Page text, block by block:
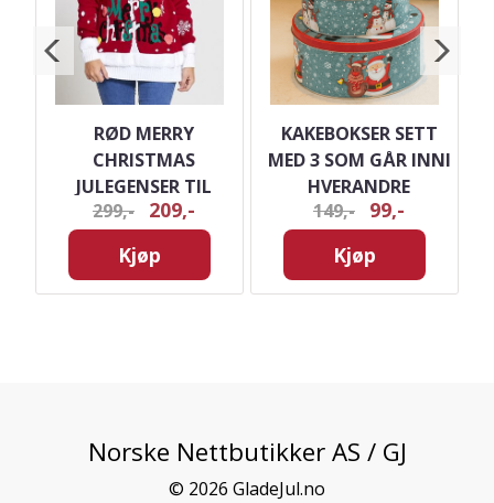
RØD MERRY
CHRISTMAS
JULEGENSER TIL
DAME
299,-
209,-
Kjøp
KAKEBOKSER SETT
MED 3 SOM GÅR INNI
HVERANDRE
149,-
99,-
Kjøp
Norske Nettbutikker AS / GJ
© 2026 GladeJul.no